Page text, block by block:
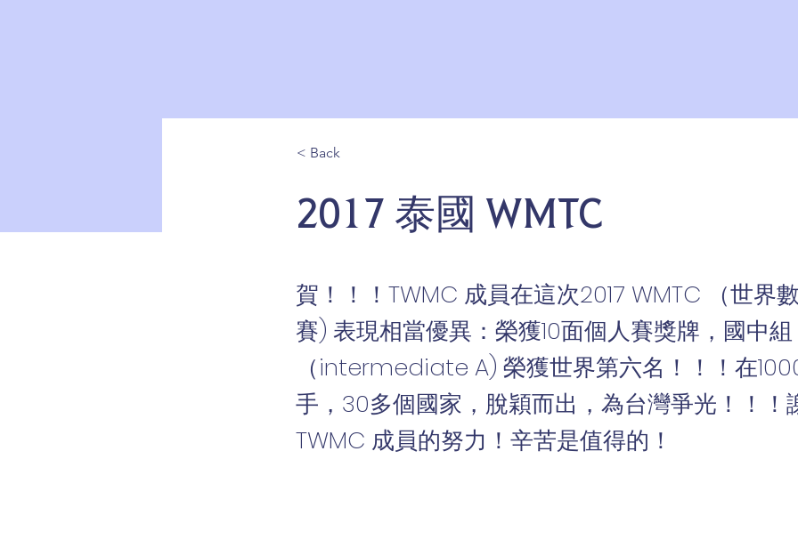
< Back
2017 泰國 WMTC
賀！！！TWMC 成員在這次2017 WMTC （世界
賽) 表現相當優異：榮獲10面個人賽獎牌，國中組
（intermediate A) 榮獲世界第六名！！！在
手，30多個國家，脫穎而出，為台灣爭光！！！
TWMC 成員的努力！辛苦是值得的！